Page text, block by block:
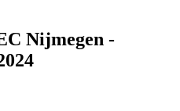
Nijmegen -